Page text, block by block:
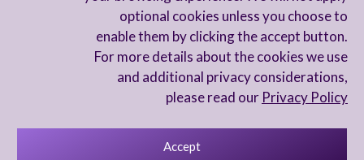
optional cookies unless you choose to
enable them by clicking the accept button.
For more details about the cookies we use
and additional privacy considerations,
please read our Privacy Policy
Accept
הישארו מעודכנים
מדיניות פרטיות הצהרת נגישות